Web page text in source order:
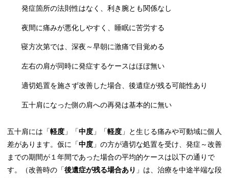
発症箇所の法則性はなく、利き腕とも関係なし
夜間に痛みが悪化しやすく、睡眠に苦労する
寝方次第では、深夜～早朝に激痛で目覚める
左右の肩が同時に発症するケースはほぼ無い
適切処置を施さず改善した場合、後遺症が残る可能性あり
五十肩になった側の肩への再発は基本的に無い
五十肩には「軽度 」「中度 」「軽度 」と生じる痛みや可動域に個人
差があります。仮に「中度 」の方が適切な処置を受け、発症～改善
までの期間が１年間であった場合の平均的ケースは以下の通りで
す。（改善時の「後遺症が残る場合あり 」は、治療を中途半端な段